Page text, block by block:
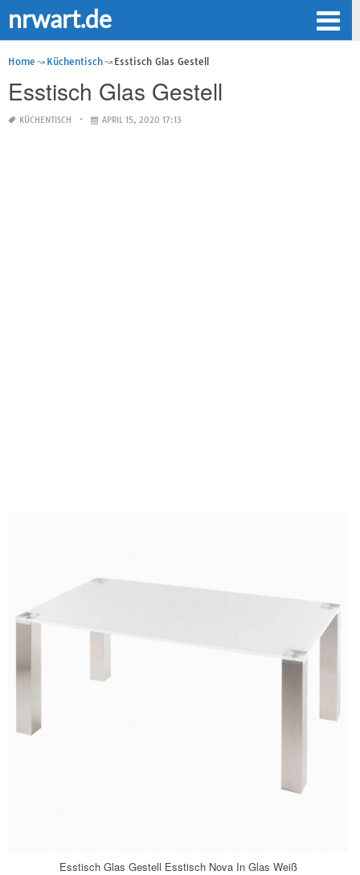
nrwart.de
Home Küchentisch Esstisch Glas Gestell
Esstisch Glas Gestell
KÜCHENTISCH APRIL 15, 2020 17:13
Esstisch Glas Gestell Esstisch Nova In Glas Weiß